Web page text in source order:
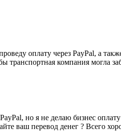
оплату через PayPal, а
транспортная компания могла
но я не делаю бизнес
ваш перевод денег ? Всего